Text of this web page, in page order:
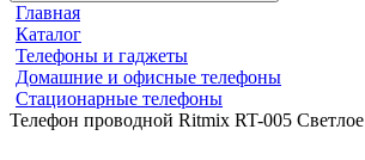
Главная
Каталог
Телефоны и гаджеты
Домашние и офисные телефоны
Стационарные телефоны
Телефон проводной Ritmix RT-005 Светлое